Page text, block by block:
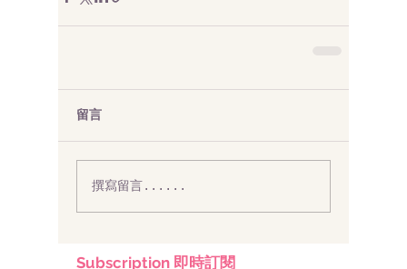
留言
撰寫留言......
Subscription 即時訂閱